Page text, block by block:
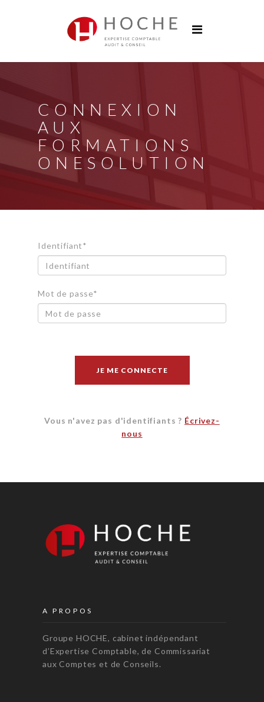
Services
Formations
Actualités
Carrières
CONNEXION
AUX
FORMATIONS
ONESOLUTION
Identifiant*
Mot de passe*
JE ME CONNECTE
Vous n'avez pas d'identifiants ? Écrivez-
nous
A PROPOS
Groupe HOCHE, cabinet indépendant
d’Expertise Comptable, de Commissariat
aux Comptes et de Conseils.